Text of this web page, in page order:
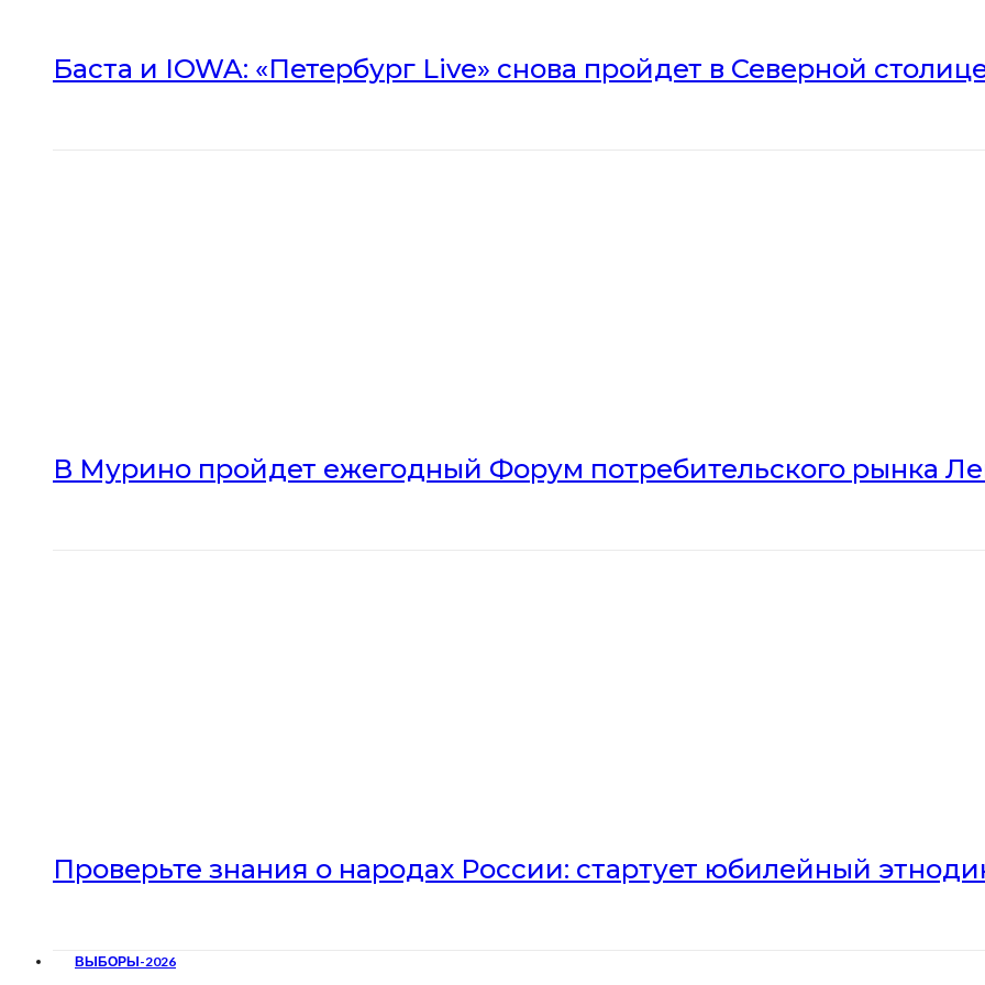
Баста и IOWA: «Петербург Live» снова пройдет в Северной
В Мурино пройдет ежегодный Форум потребительского рынка
Проверьте знания о народах России: стартует юбилейный
ВЫБОРЫ-2026